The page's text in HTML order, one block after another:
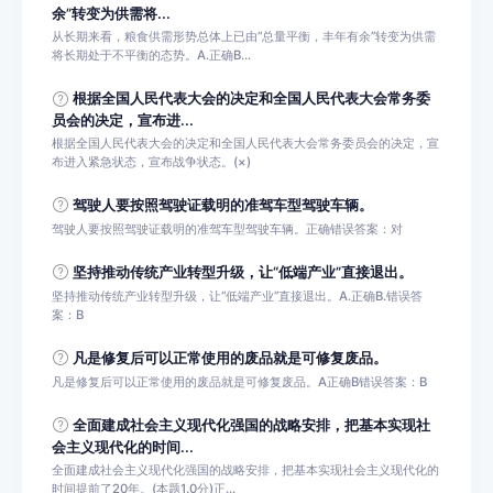
余”转变为供需将...
从长期来看，粮食供需形势总体上已由“总量平衡，丰年有余”转变为供需
将长期处于不平衡的态势。A.正确B...
根据全国人民代表大会的决定和全国人民代表大会常务委
员会的决定，宣布进...
根据全国人民代表大会的决定和全国人民代表大会常务委员会的决定，宣
布进入紧急状态，宣布战争状态。(×)
驾驶人要按照驾驶证载明的准驾车型驾驶车辆。
驾驶人要按照驾驶证载明的准驾车型驾驶车辆。正确错误答案：对
坚持推动传统产业转型升级，让“低端产业”直接退出。
坚持推动传统产业转型升级，让“低端产业”直接退出。A.正确B.错误答
案：B
凡是修复后可以正常使用的废品就是可修复废品。
凡是修复后可以正常使用的废品就是可修复废品。A正确B错误答案：B
全面建成社会主义现代化强国的战略安排，把基本实现社
会主义现代化的时间...
全面建成社会主义现代化强国的战略安排，把基本实现社会主义现代化的
时间提前了20年。(本题1.0分)正...